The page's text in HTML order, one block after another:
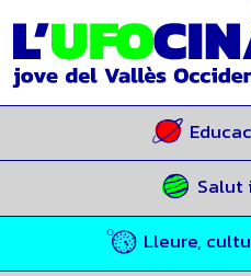
Salut
Lleure,